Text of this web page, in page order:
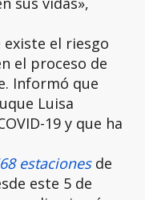
el riesgo
el proceso de
Informó que
Luisa
19 y que ha
estaciones de
este 5 de